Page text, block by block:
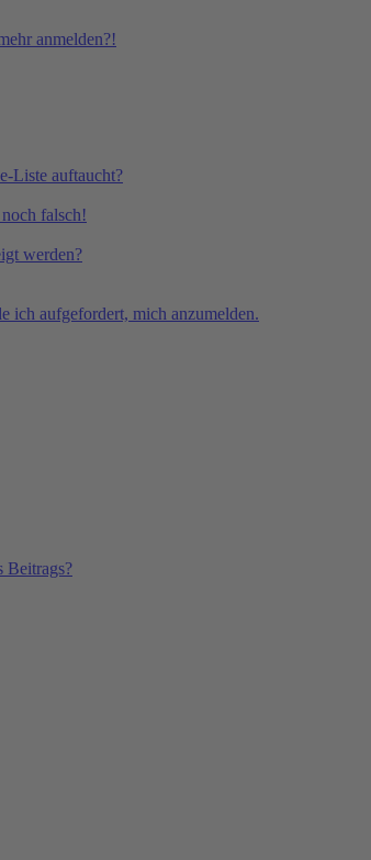
anmelden?!
Liste auftaucht?
falsch!
werden?
ich aufgefordert, mich anzumelden.
Beitrags?